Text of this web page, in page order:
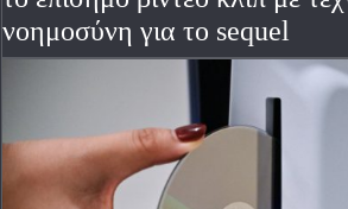
νοημοσύνη για το sequel